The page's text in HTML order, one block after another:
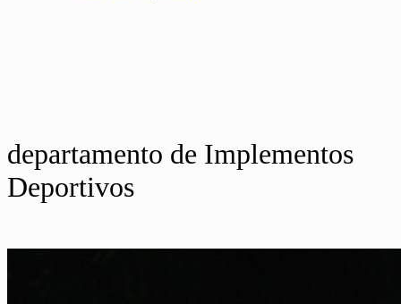
departamento de Implementos
Deportivos